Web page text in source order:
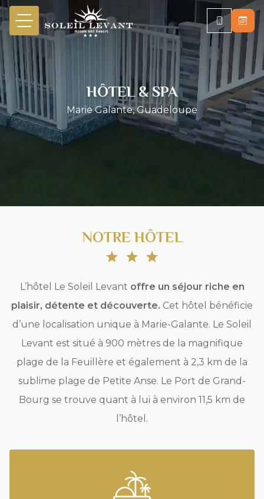
HÔTEL & SPA
Marie Galante, Guadeloupe
NOTRE HÔTEL
L’hôtel Le Soleil Levant offre un séjour riche en
plaisir, détente et découverte. Cet hôtel bénéficie
d’une localisation unique à Marie-Galante. Le Soleil
Levant est situé à 900 mètres de la magnifique
plage de la Feuillère et également à 2,3 km de la
sublime plage de Petite Anse. Le Port de Grand-
Bourg se trouve quant à lui à environ 11,5 km de
l’hôtel.